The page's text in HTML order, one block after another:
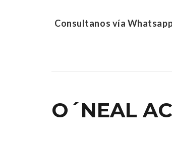
Consultanos vía
O´NEAL